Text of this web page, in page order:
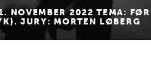
NOVEMBER 2022 TEMA: FØR
JURY: MORTEN LØBERG